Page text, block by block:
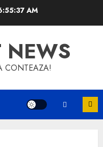
AM
NEWS
CONTEAZA!